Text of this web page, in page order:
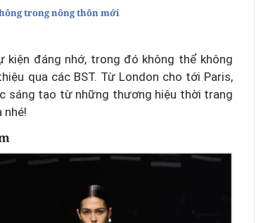
trong nông thôn mới
đáng nhớ, trong đó không thể không
qua các BST. Từ London cho tới Paris,
sáng tạo từ những thương hiệu thời trang
nhé!